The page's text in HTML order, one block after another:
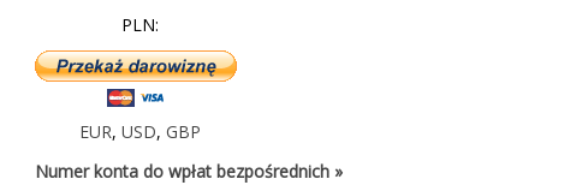
PLN:
EUR,USD,GBP
Numer konta do wpłat bezpośrednich »